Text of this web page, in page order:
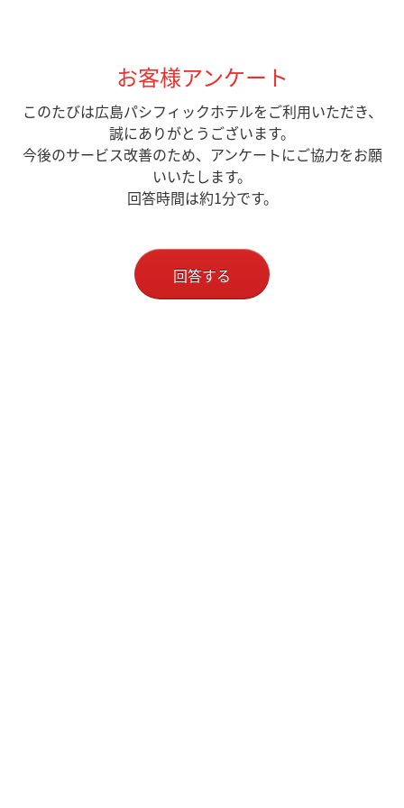
お客様アンケート
このたびは広島パシフィックホテルをご利用いただき、
誠にありがとうございます。
今後のサービス改善のため、アンケートにご協力をお願
いいたします。
回答時間は約1分です。
回答する